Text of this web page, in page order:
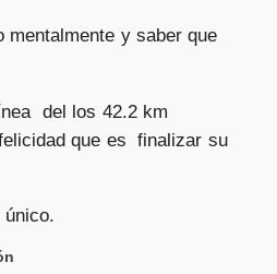
mentalmente y saber que
del los 42.2 km
que es finalizar su